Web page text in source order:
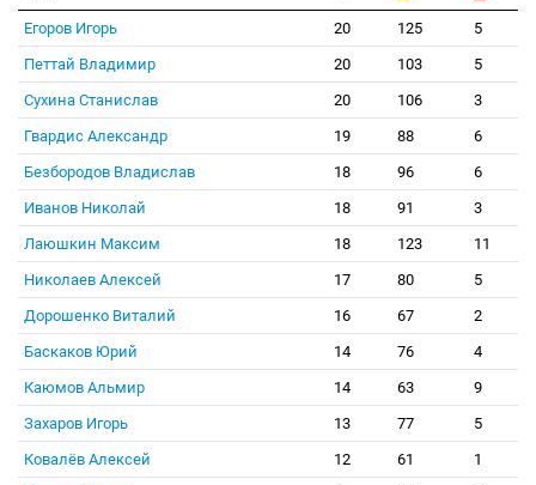
Егоров Игорь
20 125
5
Петтай Владимир
20 103
5
Сухина Станислав
20 106
3
Гвардис Александр
19 88
6
Безбородов Владислав
18 96
6
Иванов Николай
18 91
3
Лаюшкин Максим
18 123
11
Николаев Алексей
17 80
5
Дорошенко Виталий
16 67
2
Баскаков Юрий
14 76
4
Каюмов Альмир
14 63
9
Захаров Игорь
13 77
5
Ковалёв Алексей
12 61
1